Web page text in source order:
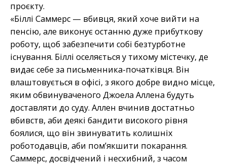
проєкту.
«Біллі Саммерс — вбивця, який хоче вийти на
пенсію, але виконує останню дуже прибуткову
роботу, щоб забезпечити собі безтурботне
існування. Біллі оселяється у тихому містечку, де
видає себе за письменника-початківця. Він
влаштовується в офісі, з якого добре видно місце,
яким обвинуваченого Джоела Аллена будуть
доставляти до суду. Аллен вчинив достатньо
вбивств, аби деякі бандити високого рівня
боялися, що він звинуватить колишніх
роботодавців, аби пом’якшити покарання.
Саммерс, досвідчений і несхибний, з часом